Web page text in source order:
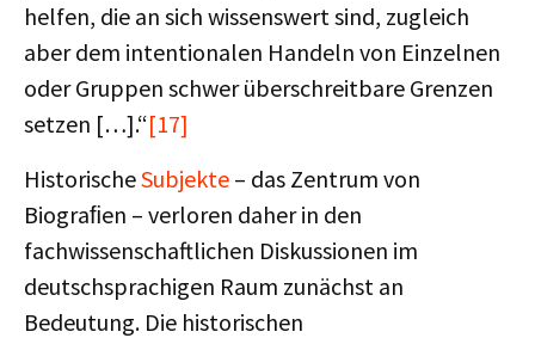
helfen, die an sich wissenswert sind, zugleich
aber dem intentionalen Handeln von Einzelnen
oder Gruppen schwer überschreitbare Grenzen
setzen […].“[17]
HistorischeSubjekte – das Zentrum von
Biograﬁen – verloren daher in den
fachwissenschaftlichen Diskussionen im
deutschsprachigen Raum zunächst an
Bedeutung. Die historischen